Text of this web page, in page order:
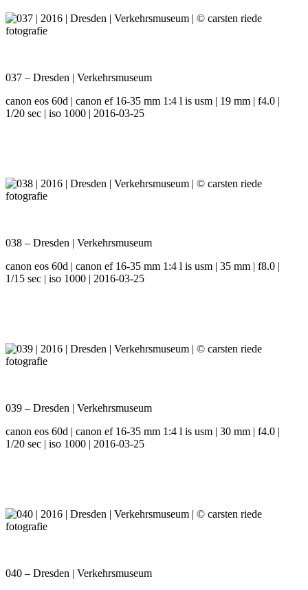
037 – Dresden | Verkehrsmuseum
canon eos 60d | canon ef 16-35 mm 1:4 l is usm | 19 mm | f4.0 |
1/20 sec | iso 1000 | 2016-03-25
038 – Dresden | Verkehrsmuseum
canon eos 60d | canon ef 16-35 mm 1:4 l is usm | 35 mm | f8.0 |
1/15 sec | iso 1000 | 2016-03-25
039 – Dresden | Verkehrsmuseum
canon eos 60d | canon ef 16-35 mm 1:4 l is usm | 30 mm | f4.0 |
1/20 sec | iso 1000 | 2016-03-25
040 – Dresden | Verkehrsmuseum